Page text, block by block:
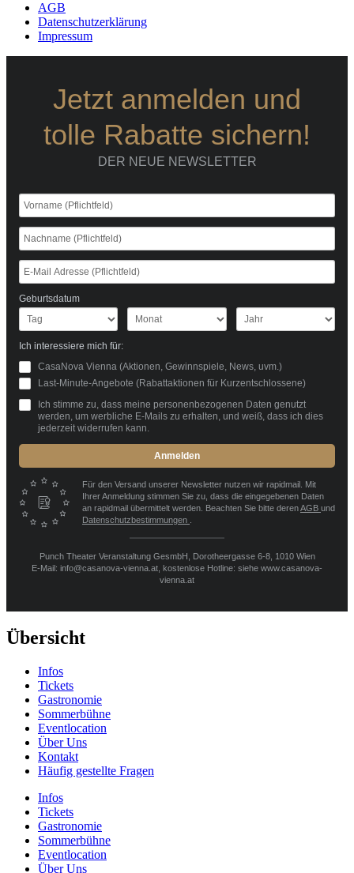
AGB
Datenschutzerklärung
Impressum
Jetzt anmelden und
tolle Rabatte sichern!
DER NEUE NEWSLETTER
Geburtsdatum
Ich interessiere mich für:
CasaNova Vienna (Aktionen, Gewinnspiele, News, uvm.)
Last-Minute-Angebote (Rabattaktionen für Kurzentschlossene)
Ich stimme zu, dass meine personenbezogenen Daten genutzt
werden, um werbliche E-Mails zu erhalten, und weiß, dass ich dies
jederzeit widerrufen kann.
Anmelden
Für den Versand unserer Newsletter nutzen wir rapidmail. Mit
Ihrer Anmeldung stimmen Sie zu, dass die eingegebenen Daten
an rapidmail übermittelt werden. Beachten Sie bitte derenAGB und
Datenschutzbestimmungen
Punch Theater Veranstaltung GesmbH, Dorotheergasse 6-8, 1010 Wien
E-Mail: info@casanova-vienna.at, kostenlose Hotline: siehe www.casanova-
vienna.at
Übersicht
Infos
Tickets
Gastronomie
Sommerbühne
Eventlocation
Über Uns
Kontakt
Häufig gestellte Fragen
Infos
Tickets
Gastronomie
Sommerbühne
Eventlocation
Über Uns